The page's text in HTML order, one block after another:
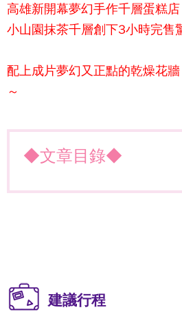
高雄新開幕夢幻手作千層蛋糕店
小山園抹茶千層創下3小時完售
配上成片夢幻又正點的乾燥花
～
◆文章目錄◆
建議行程